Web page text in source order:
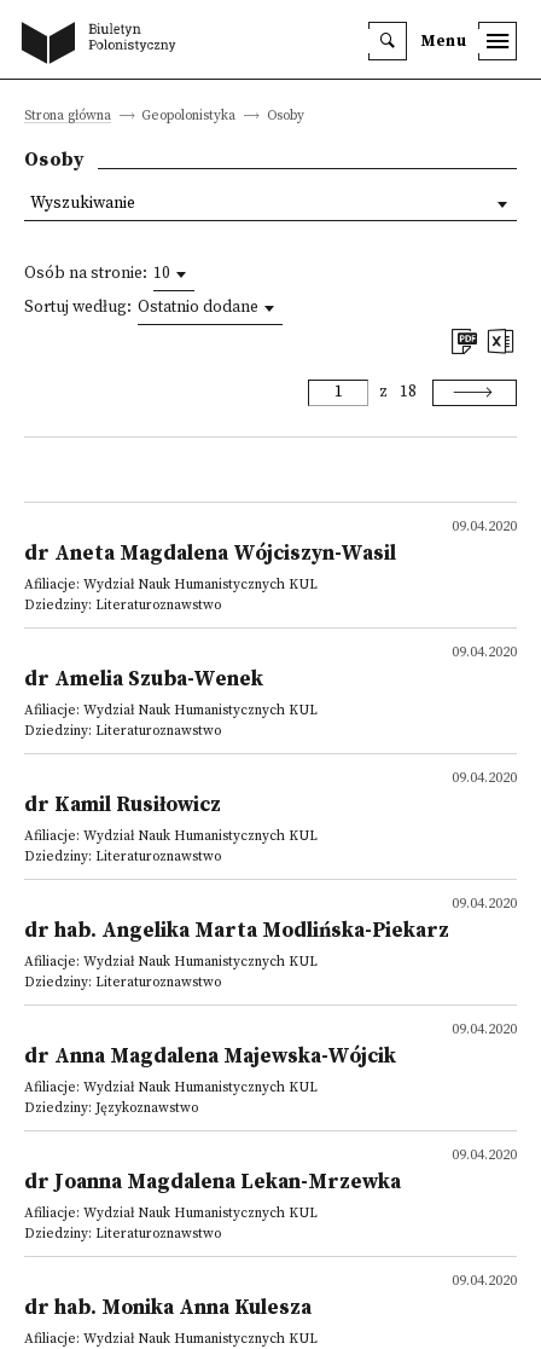
Menu
Strona główna Geopolonistyka Osoby
Osoby
Osób na stronie: 10
Sortuj według: Ostatnio dodane
z 18
09.04.2020
dr Aneta Magdalena Wójciszyn-Wasil
Afiliacje: Wydział Nauk Humanistycznych KUL
Dziedziny: Literaturoznawstwo
09.04.2020
dr Amelia Szuba-Wenek
Afiliacje: Wydział Nauk Humanistycznych KUL
Dziedziny: Literaturoznawstwo
09.04.2020
dr Kamil Rusiłowicz
Afiliacje: Wydział Nauk Humanistycznych KUL
Dziedziny: Literaturoznawstwo
09.04.2020
dr hab. Angelika Marta Modlińska-Piekarz
Afiliacje: Wydział Nauk Humanistycznych KUL
Dziedziny: Literaturoznawstwo
09.04.2020
dr Anna Magdalena Majewska-Wójcik
Afiliacje: Wydział Nauk Humanistycznych KUL
Dziedziny: Językoznawstwo
09.04.2020
dr Joanna Magdalena Lekan-Mrzewka
Afiliacje: Wydział Nauk Humanistycznych KUL
Dziedziny: Literaturoznawstwo
09.04.2020
dr hab. Monika Anna Kulesza
Afiliacje: Wydział Nauk Humanistycznych KUL
Wyszukiwanie